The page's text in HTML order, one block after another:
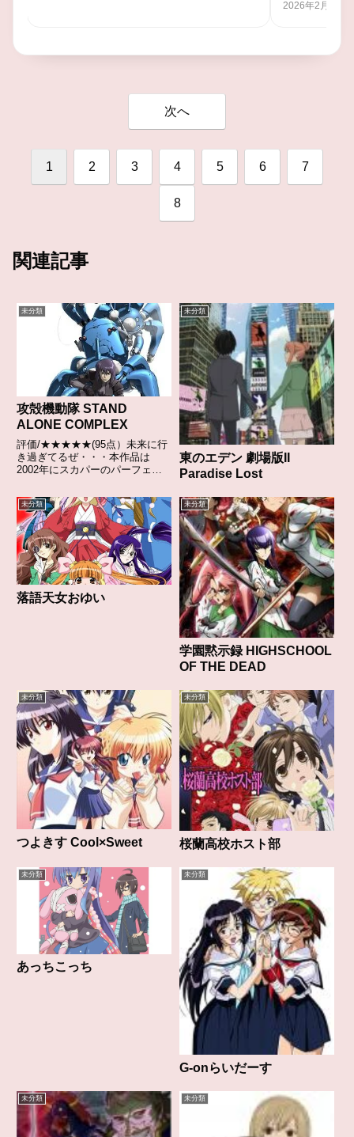
2026年2月1日
次へ
1 2 3 4 5 6 7
8
関連記事
未分類
攻殻機動隊 STAND
ALONE COMPLEX
評価/★★★★★(95点）未来に行
き過ぎてるぜ・・・本作品は
2002年にスカパーのパーフェク
その後に地上波でも放送されたの
だが、扱っているストーリーがか
なり危なくグロ描写なども会った
ためカットされる話もあったよ...
未分類
東のエデン 劇場版II
Paradise Lost
未分類
落語天女おゆい
未分類
学園黙示録 HIGHSCHOOL
OF THE DEAD
未分類
つよきす Cool×Sweet
未分類
桜蘭高校ホスト部
未分類
あっちこっち
未分類
G-onらいだーす
未分類 未分類